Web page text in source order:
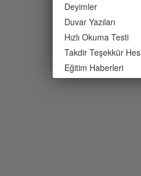
Deyimler
Duvar Yazıları
Hızlı Okuma Testi
Takdir Teşekkür
Eğitim Haberleri